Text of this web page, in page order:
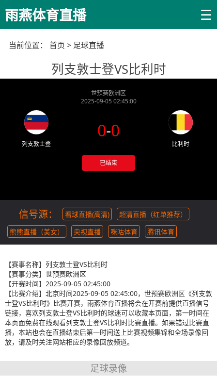
雨燕体育直播 ☰
当前位置： 首页 > 足球直播
列支敦士登VS比利时
世预赛欧洲区
2025-09-05 02:45:00
列支敦士登
0-0
已结束
比利时
信号源： 看球直播(高清)
超清直播（红单推荐）
熊熊直播（美女）
央视直播 咪咕体育 腾讯体育
【赛事名称】 列支敦士登VS比利时
【赛事分类】 世预赛欧洲区
【开赛时间】 2025-09-05 02:45:00
【比赛介绍】 北京时间2025-09-05 02:45:00，世预赛欧洲区《列支敦
士登VS比利时》比赛开赛，雨燕体育直播将会在开赛前提供直播信号
链接，喜欢列支敦士登VS比利时的球迷可以收藏本页面，第一时间在
本页面免费在线观看列支敦士登VS比利时比赛直播。如果错过比赛直
播，本站也会在直播结束后第一时间送上比赛视频集锦和全场录像回
放，请及时关注网站相应的录像回放频道。
足球录像